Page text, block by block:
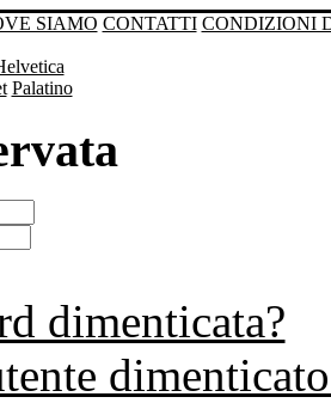
SIAMO CONTATTI CONDIZIONI
Palatino
dimenticata?